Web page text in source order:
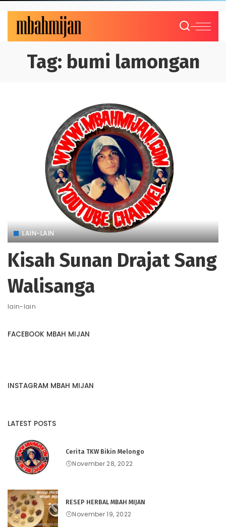
Tag: bumi lamongan
LAIN-LAIN
Kisah Sunan Drajat Sang
Walisanga
lain-lain
FACEBOOK MBAH MIJAN
INSTAGRAM MBAH MIJAN
LATEST POSTS
Cerita TKW Bikin Melongo
November 28, 2022
RESEP HERBAL MBAH MIJAN
November 19, 2022